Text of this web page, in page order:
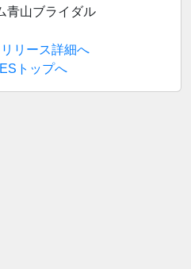
青山ブライダル
リース詳細へ
トップへ